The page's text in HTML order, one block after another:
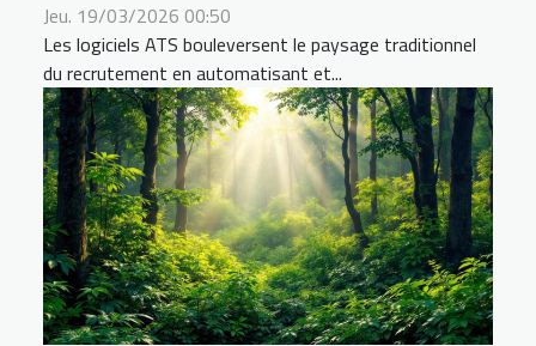
Jeu. 19/03/2026 00:50
Les logiciels ATS bouleversent le paysage traditionnel
du recrutement en automatisant et...